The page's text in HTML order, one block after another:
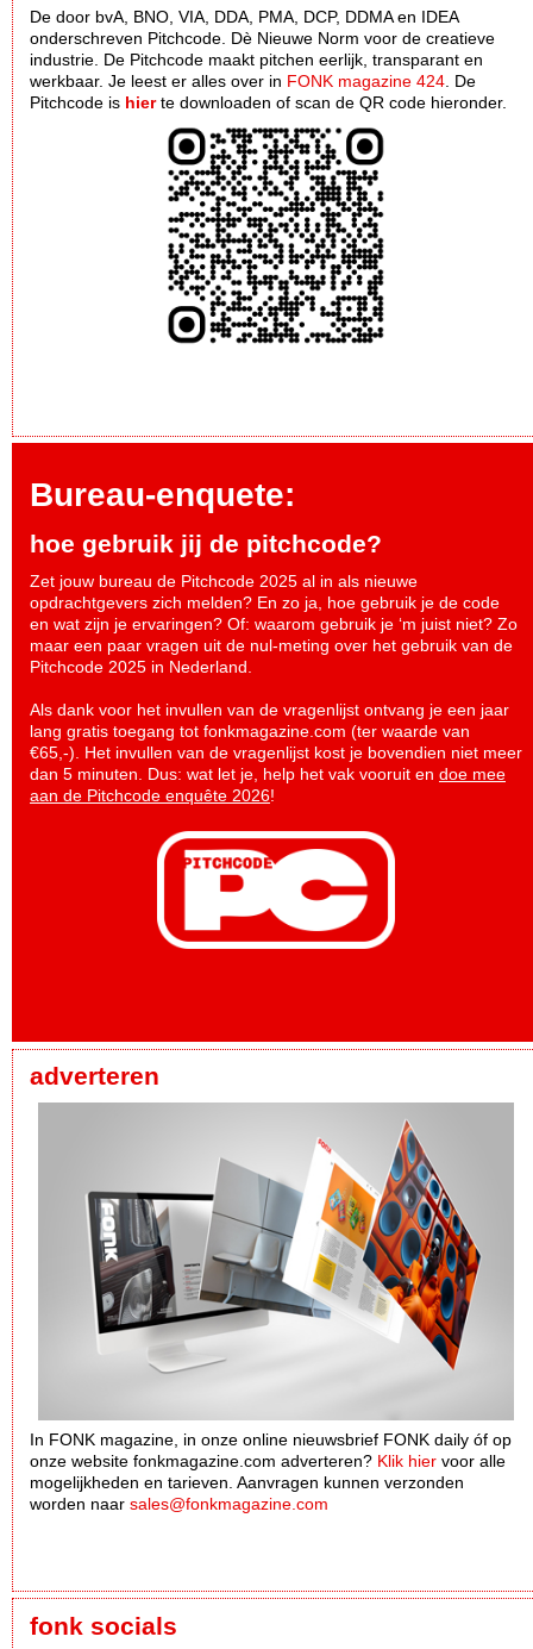
De door bvA, BNO, VIA, DDA, PMA, DCP, DDMA en IDEA
onderschreven Pitchcode. Dè Nieuwe Norm voor de creatieve
industrie. De Pitchcode maakt pitchen eerlijk, transparant en
werkbaar. Je leest er alles over in FONK magazine 424 . De
Pitchcode is hierte downloaden of scan de QR code hieronder.
Bureau-enquete:
hoe gebruik jij de pitchcode?
Zet jouw bureau de Pitchcode 2025 al in als nieuwe
opdrachtgevers zich melden? En zo ja, hoe gebruik je de code
en wat zijn je ervaringen? Of: waarom gebruik je ‘m juist niet? Zo
maar een paar vragen uit de nul-meting over het gebruik van de
Pitchcode 2025 in Nederland.
Als dank voor het invullen van de vragenlijst ontvang je een jaar
lang gratis toegang tot fonkmagazine.com (ter waarde van
€65,-). Het invullen van de vragenlijst kost je bovendien niet meer
dan 5 minuten. Dus: wat let je, help het vak vooruit en doe mee
aan de Pitchcode enquête 2026!
adverteren
In FONK magazine, in onze online nieuwsbrief FONK daily óf op
onze website fonkmagazine.com adverteren? Klik hier voor alle
mogelijkheden en tarieven. Aanvragen kunnen verzonden
worden naar sales@fonkmagazine.com
fonk socials